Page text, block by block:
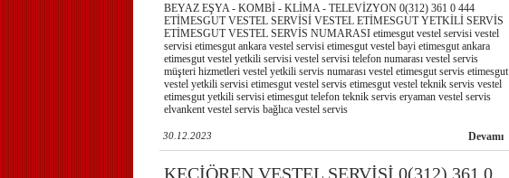
BEYAZ EŞYA - KOMBİ - KLİMA - TELEVİZYON 0(312) 361 0 444
ETİMESGUT VESTEL SERVİSİ VESTEL ETİMESGUT YETKİLİ SERVİS
ETİMESGUT VESTEL SERVİS NUMARASI etimesgut vestel servisi vestel
servisi etimesgut ankara vestel servisi etimesgut vestel bayi etimesgut ankara
etimesgut vestel yetkili servisi vestel servisi telefon numarası vestel servis
müşteri hizmetleri vestel yetkili servis numarası vestel etimesgut servis etimesgut
vestel yetkili servisi etimesgut vestel servis etimesgut vestel teknik servis vestel
etimesgut yetkili servisi etimesgut telefon teknik servis eryaman vestel servis
elvankent vestel servis bağlıca vestel servis
30.12.2023 Devamı
KEÇİÖREN VESTEL SERVİSİ 0(312) 361 0